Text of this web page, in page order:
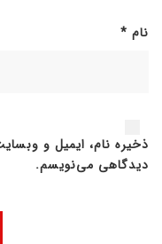
نام *
ذخیره نام، ایمیل و
دیدگاهی می‌نویسم.